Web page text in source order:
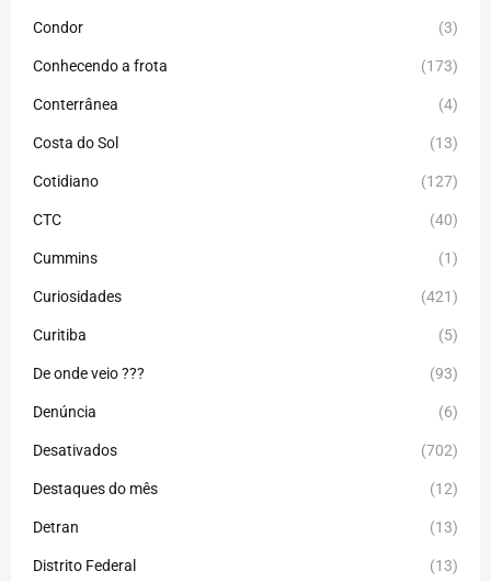
Condor (3)
Conhecendo a frota (173)
Conterrânea (4)
Costa do Sol (13)
Cotidiano (127)
CTC (40)
Cummins (1)
Curiosidades (421)
Curitiba (5)
De onde veio ??? (93)
Denúncia (6)
Desativados (702)
Destaques do mês (12)
Detran (13)
Distrito Federal (13)